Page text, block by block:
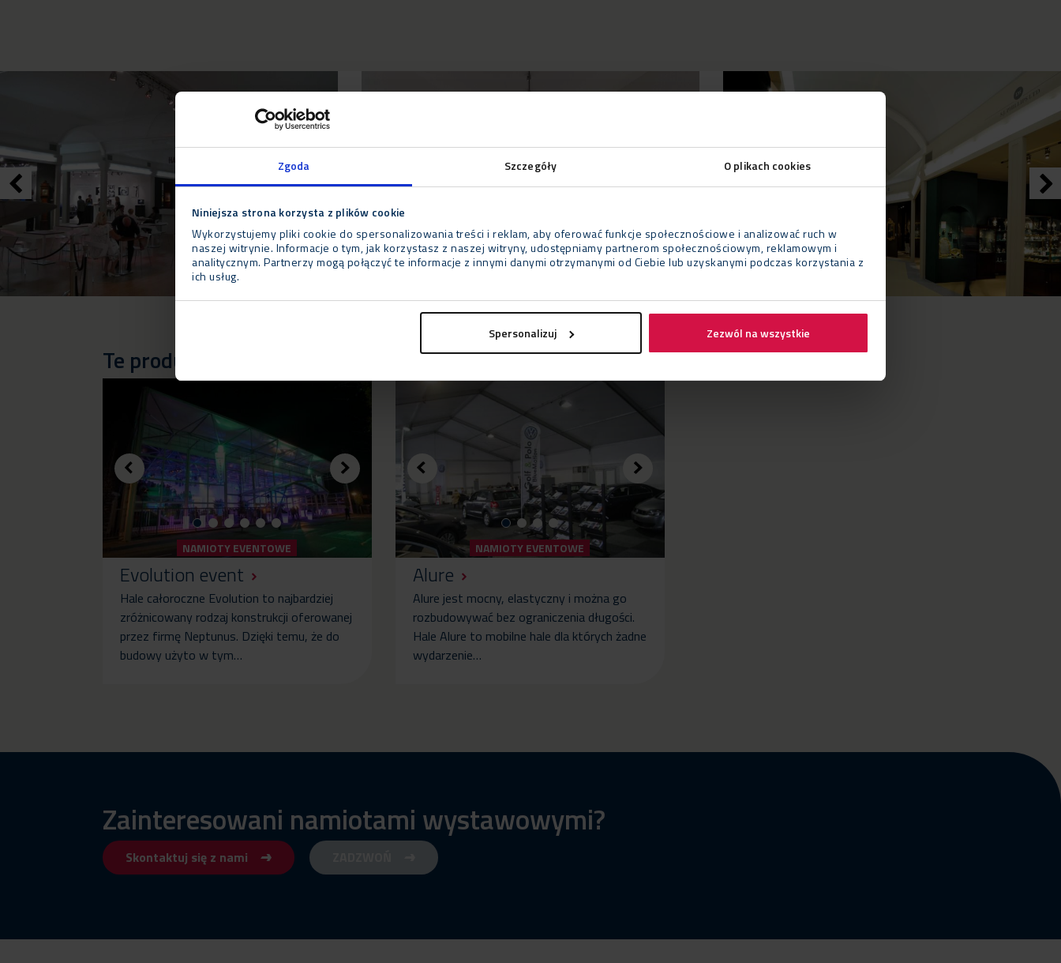
Zgoda Szczegóły O plikach cookies
Niniejsza strona korzysta z plików cookie
Wykorzystujemy pliki cookie do spersonalizowania treści i reklam, aby oferować funkcje społecznościowe i analizować ruch w
naszej witrynie. Informacje o tym, jak korzystasz z naszej witryny, udostępniamy partnerom społecznościowym, reklamowym i
analitycznym. Partnerzy mogą połączyć te informacje z innymi danymi otrzymanymi od Ciebie lub uzyskanymi podczas korzystania z
ich usług.
Spersonalizuj Zezwól na wszystkie
Te produkty zostały wykorzystane w projekcie:
NAMIOTY EVENTOWE
Evolution event
Hale całoroczne Evolution to najbardziej
zróżnicowany rodzaj konstrukcji oferowanej
przez firmę Neptunus. Dzięki temu, że do
budowy użyto w tym…
NAMIOTY EVENTOWE
Alure
Alure jest mocny, elastyczny i można go
rozbudowywać bez ograniczenia długości.
Hale Alure to mobilne hale dla których żadne
wydarzenie…
Zainteresowani namiotami wystawowymi?
Skontaktuj się z nami